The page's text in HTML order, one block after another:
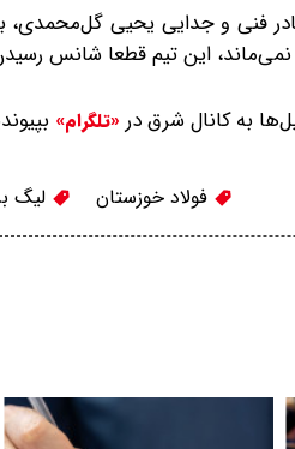
فنی و جدایی یحیی
نمی‌ماند، این تیم قطعا شانس
به کانال شرق در «تلگرام»
فولاد خوزستان لیگ